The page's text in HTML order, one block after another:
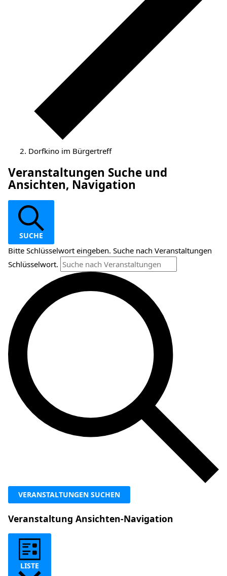
Dorfkino im Bürgertreff
Veranstaltungen
Veranstaltungen Suche und
Ansichten, Navigation
SUCHE
Bitte Schlüsselwort eingeben. Suche nach Veranstaltungen
Schlüsselwort.
VERANSTALTUNGEN SUCHEN
Veranstaltung Ansichten-Navigation
LISTE